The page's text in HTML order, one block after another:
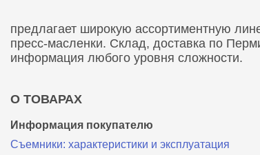
предлагает широкую ассортиментную
пресс-масленки. Склад, доставка по
информация любого уровня сложности.
О ТОВАРАХ
Информация покупателю
Съемники: характеристики и эксплуатация